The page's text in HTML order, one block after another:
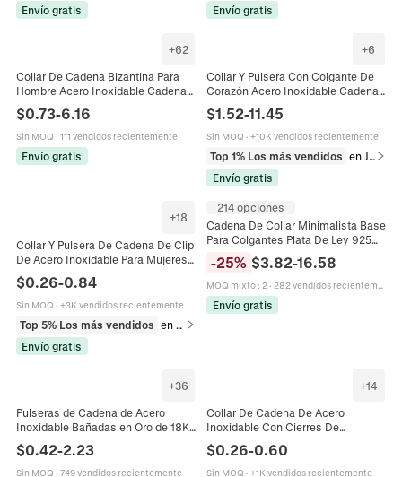
Envío gratis Envío gratis
+62
Collar De Cadena Bizantina Para
Hombre Acero Inoxidable Cadena
Real Estilo Punk Dominine Joyería
Hebilla Cuadrada Simple
$0.73-6.16
Sin MOQ · 111 vendidos recientemente
Envío gratis
+6
Collar Y Pulsera Con Colgante De
Corazón Acero Inoxidable Cadena
Gruesa Cierre De Barra Joyas
Minimalistas Para Mujeres
$1.52-11.45
Sin MOQ · +10K vendidos recientemente
Top 1% Los más vendidos
en Juegos de joyería
Envío gratis
+18
Collar Y Pulsera De Cadena De Clip
De Acero Inoxidable Para Mujeres
Accesorios Joyería Pulido
$0.26-0.84
Sin MOQ · +3K vendidos recientemente
Top 5% Los más vendidos
Envío gratis
214 opciones
Cadena De Collar Minimalista Base
Para Colgantes Plata De Ley 925
Fina Elegante Eslabón De Caja
Serpiente Ajustable
-25% $3.82-16.58
MOQ mixto: 2· 282 vendidos recientemente
Envío gratis
+36
Pulseras de Cadena de Acero
Inoxidable Bañadas en Oro de 18K
a la Moda Para Mujer Hombre
Geométrico Cadena Serpiente Box
Joyería Regalo
$0.42-2.23
Sin MOQ · 749 vendidos recientemente
+14
Collar De Cadena De Acero
Inoxidable Con Cierres De
Langosta Dobles Eslabones
Cuadrados Para Gafas Máscaras
Pulido
$0.26-0.60
Sin MOQ · +1K vendidos recientemente